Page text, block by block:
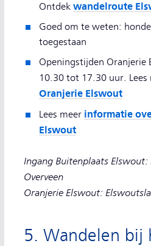
Ontdek wandelroute
Goed om te weten:
toegestaan
Openingstijden Oranjerie
10.30 tot 17.30 uur. Lees
Oranjerie Elswout
Lees meer informatie
Elswout
Ingang Buitenplaats Elswout:
Overveen
Oranjerie Elswout:
5. Wandelen bij